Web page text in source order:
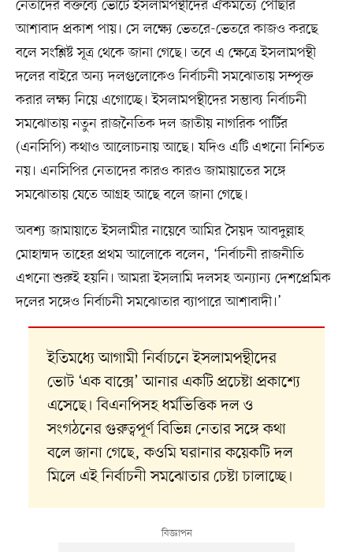
নেতাদের বক্তব্যে ভোটে ইসলামপন্থীদের ঐকমত্যে পৌঁছার
আশাবাদ প্রকাশ পায়। সে লক্ষ্যে ভেতরে-ভেতরে কাজও করছে
বলে সংশ্লিষ্ট সূত্র থেকে জানা গেছে। তবে এ ক্ষেত্রে ইসলামপন্থী
দলের বাইরে অন্য দলগুলোকেও নির্বাচনী সমঝোতায় সম্পৃক্ত
করার লক্ষ্য নিয়ে এগোচ্ছে। ইসলামপন্থীদের সম্ভাব্য নির্বাচনী
সমঝোতায় নতুন রাজনৈতিক দল জাতীয় নাগরিক পার্টির
(এনসিপি) কথাও আলোচনায় আছে। যদিও এটি এখনো নিশ্চিত
নয়। এনসিপির নেতাদের কারও কারও জামায়াতের সঙ্গে
সমঝোতায় যেতে আগ্রহ আছে বলে জানা গেছে।
অবশ্য জামায়াতে ইসলামীর নায়েবে আমির সৈয়দ আবদুল্লাহ
মোহাম্মদ তাহের প্রথম আলোকে বলেন, ‘নির্বাচনী রাজনীতি
এখনো শুরুই হয়নি। আমরা ইসলামি দলসহ অন্যান্য দেশপ্রেমিক
দলের সঙ্গেও নির্বাচনী সমঝোতার ব্যাপারে আশাবাদী।’
ইতিমধ্যে আগামী নির্বাচনে ইসলামপন্থীদের
ভোট ‘এক বাক্সে’ আনার একটি প্রচেষ্টা প্রকাশ্যে
এসেছে। বিএনপিসহ ধর্মভিত্তিক দল ও
সংগঠনের গুরুত্বপূর্ণ বিভিন্ন নেতার সঙ্গে কথা
বলে জানা গেছে, কওমি ঘরানার কয়েকটি দল
মিলে এই নির্বাচনী সমঝোতার চেষ্টা চালাচ্ছে।